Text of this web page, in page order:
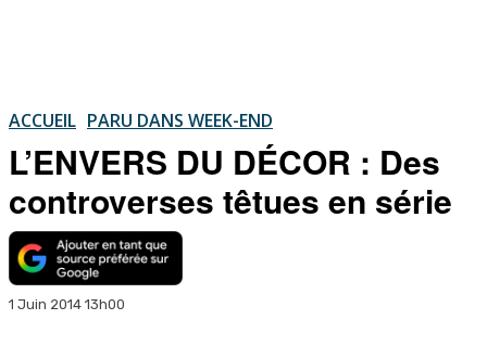
ACCUEIL PARU DANS WEEK-END
L’ENVERS DU DÉCOR : Des
controverses têtues en série
1 Juin 2014 13h00